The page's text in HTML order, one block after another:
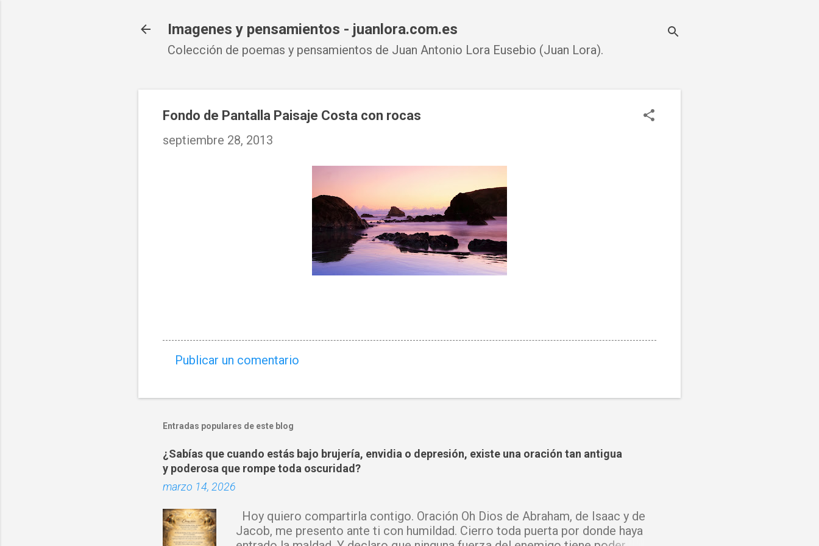
Imagenes y pensamientos - juanlora.com.es
Colección de poemas y pensamientos de Juan Antonio Lora Eusebio (Juan Lora).
Fondo de Pantalla Paisaje Costa con rocas
septiembre 28, 2013
e
t
a
r
i
o
s
Publicar un comentario
Entradas populares de este blog
¿Sabías que cuando estás bajo brujería, envidia o depresión, existe una oración tan antigua
y poderosa que rompe toda oscuridad?
marzo 14, 2026
Hoy quiero compartirla contigo. Oración Oh Dios de Abraham, de Isaac y de
Jacob, me presento ante ti con humildad. Cierro toda puerta por donde haya